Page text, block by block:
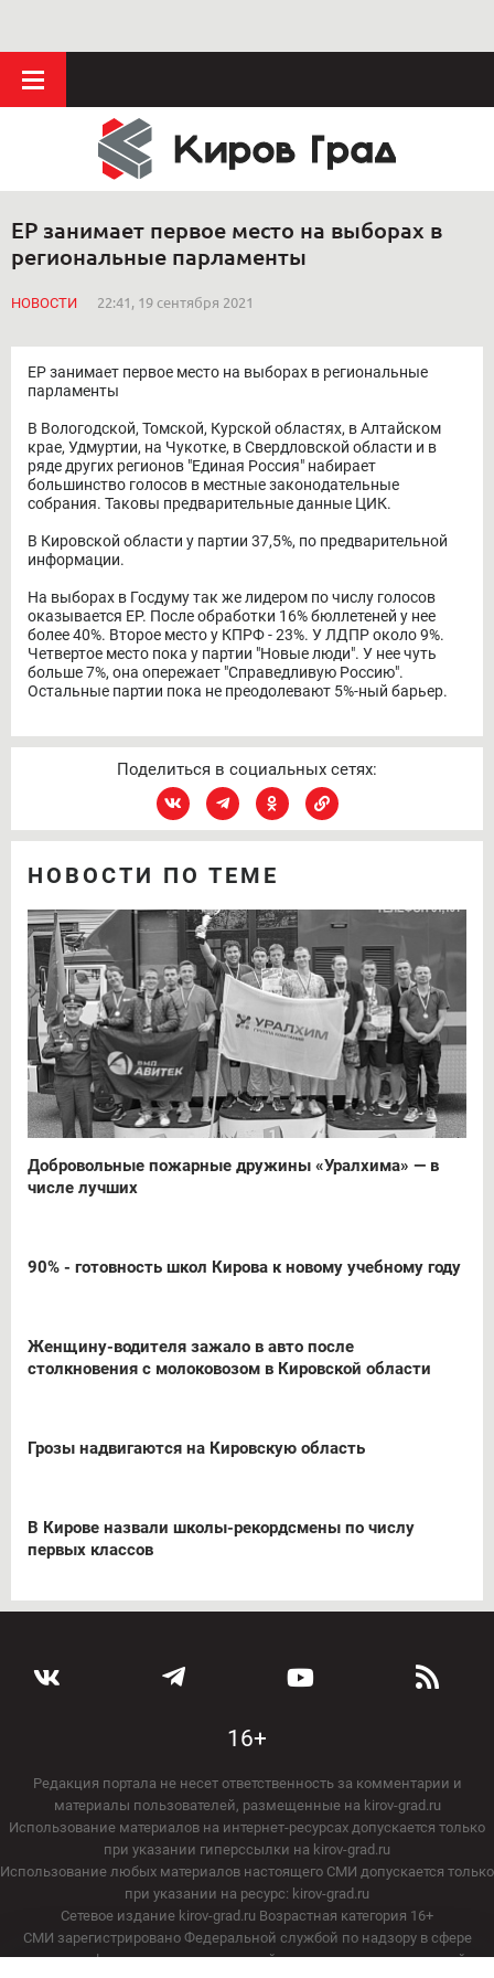
ЕР занимает первое место на выборах в
региональные парламенты
НОВОСТИ 22:41, 19 сентября 2021
ЕР занимает первое место на выборах в региональные
парламенты
В Вологодской, Томской, Курской областях, в Алтайском
крае, Удмуртии, на Чукотке, в Свердловской области и в
ряде других регионов "Единая Россия" набирает
большинство голосов в местные законодательные
собрания. Таковы предварительные данные ЦИК.
В Кировской области у партии 37,5%, по предварительной
информации.
На выборах в Госдуму так же лидером по числу голосов
оказывается ЕР. После обработки 16% бюллетеней у нее
более 40%. Второе место у КПРФ - 23%. У ЛДПР около 9%.
Четвертое место пока у партии "Новые люди". У нее чуть
больше 7%, она опережает "Справедливую Россию".
Остальные партии пока не преодолевают 5%-ный барьер.
Поделиться в социальных сетях:
НОВОСТИ ПО ТЕМЕ
Добровольные пожарные дружины «Уралхима» — в
числе лучших
90% - готовность школ Кирова к новому учебному году
Женщину-водителя зажало в авто после
столкновения с молоковозом в Кировской области
Грозы надвигаются на Кировскую область
В Кирове назвали школы-рекордсмены по числу
первых классов
16+
Редакция портала не несет ответственность за комментарии и
материалы пользователей, размещенные на kirov-grad.ru
Использование материалов на интернет-ресурсах допускается только
при указании гиперссылки на kirov-grad.ru
Использование любых материалов настоящего СМИ допускается только
при указании на ресурс: kirov-grad.ru
Сетевое издание kirov-grad.ru Возрастная категория 16+
СМИ зарегистрировано Федеральной службой по надзору в сфере
связи, информационных технологий и массовых коммуникаций